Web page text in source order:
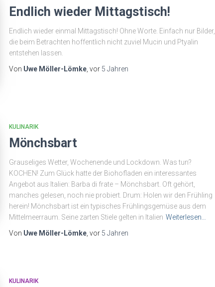
Endlich wieder Mittagstisch!
Endlich wieder einmal Mittagstisch! Ohne Worte. Einfach nur Bilder,
die beim Betrachten hoffentlich nicht zuviel Mucin und Ptyalin
entstehen lassen.
Von Uwe Möller-Lömke, vor 5 Jahren
KULINARIK
Mönchsbart
Grauseliges Wetter, Wochenende und Lockdown. Was tun?
KOCHEN! Zum Glück hatte der Biohofladen ein interessantes
Angebot aus Italien: Barba di frate – Mönchsbart. Oft gehört,
manches gelesen, noch nie probiert. Drum: Holen wir den Frühling
herein! Mönchsbart ist ein typisches Frühlingsgemüse aus dem
Mittelmeerraum. Seine zarten Stiele gelten in Italien Weiterlesen…
Von Uwe Möller-Lömke , vor 5 Jahren
KULINARIK